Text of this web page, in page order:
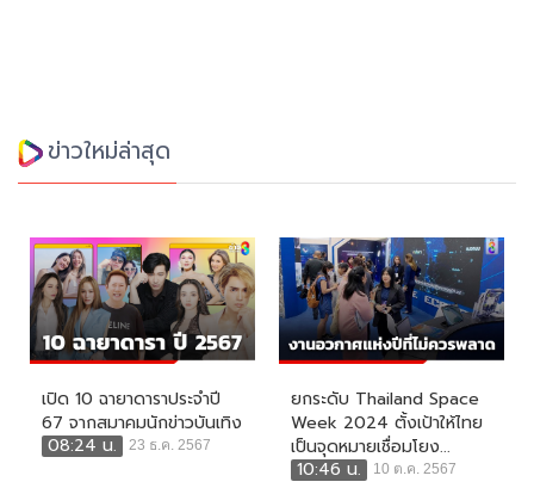
ข่าวใหม่ล่าสุด
เปิด 10 ฉายาดาราประจำปี
67 จากสมาคมนักข่าวบันเทิง
08:24 น.
23 ธ.ค. 2567
ยกระดับ Thailand Space
Week 2024 ตั้งเป้าให้ไทย
เป็นจุดหมายเชื่อมโยง...
10:46 น.
10 ต.ค. 2567